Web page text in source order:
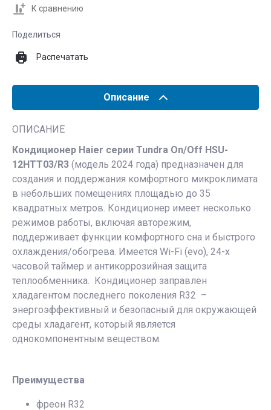
К сравнению
Поделиться
Распечатать
Описание
ОПИСАНИЕ
Кондиционер Haier серии Tundra On/Off HSU-
12HTT03/R3 (модель 2024 года) предназначен для
создания и поддержания комфортного микроклимата
в небольших помещениях площадью до 35
квадратных метров. Кондиционер имеет несколько
режимов работы, включая авторежим,
поддерживает функции комфортного сна и быстрого
охлаждения/обогрева. Имеется Wi-Fi (evo), 24-х
часовой таймер и антикоррозийная защита
теплообменника. Кондиционер заправлен
хладагентом последнего поколения R32 –
энергоэффективный и безопасный для окружающей
среды хладагент, который является
однокомпонентным веществом.
Преимущества
фреон R32